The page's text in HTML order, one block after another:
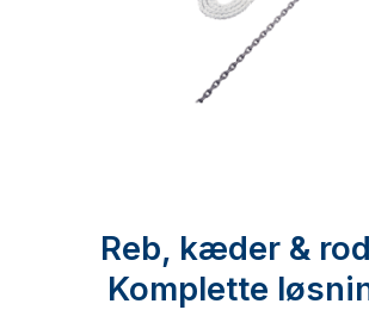
Reb, kæder &
Komplette